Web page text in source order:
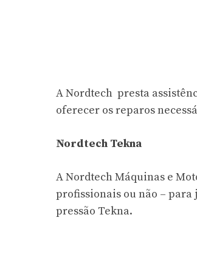
A Nordtech presta
oferecer os reparos
Nordtech Tekna
A Nordtech Máquinas e
profissionais ou não – para
pressão Tekna.